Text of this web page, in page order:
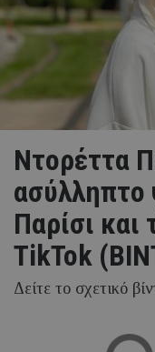
Nτορέττα
Παρίσι
TikTok
Δείτε το σχετικό